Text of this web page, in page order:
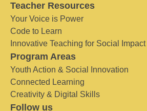
Teacher Resources
Your Voice is Power
Code to Learn
Innovative Teaching for Social Impact
Program Areas
Youth Action & Social Innovation
Connected Learning
Creativity & Digital Skills
Follow us